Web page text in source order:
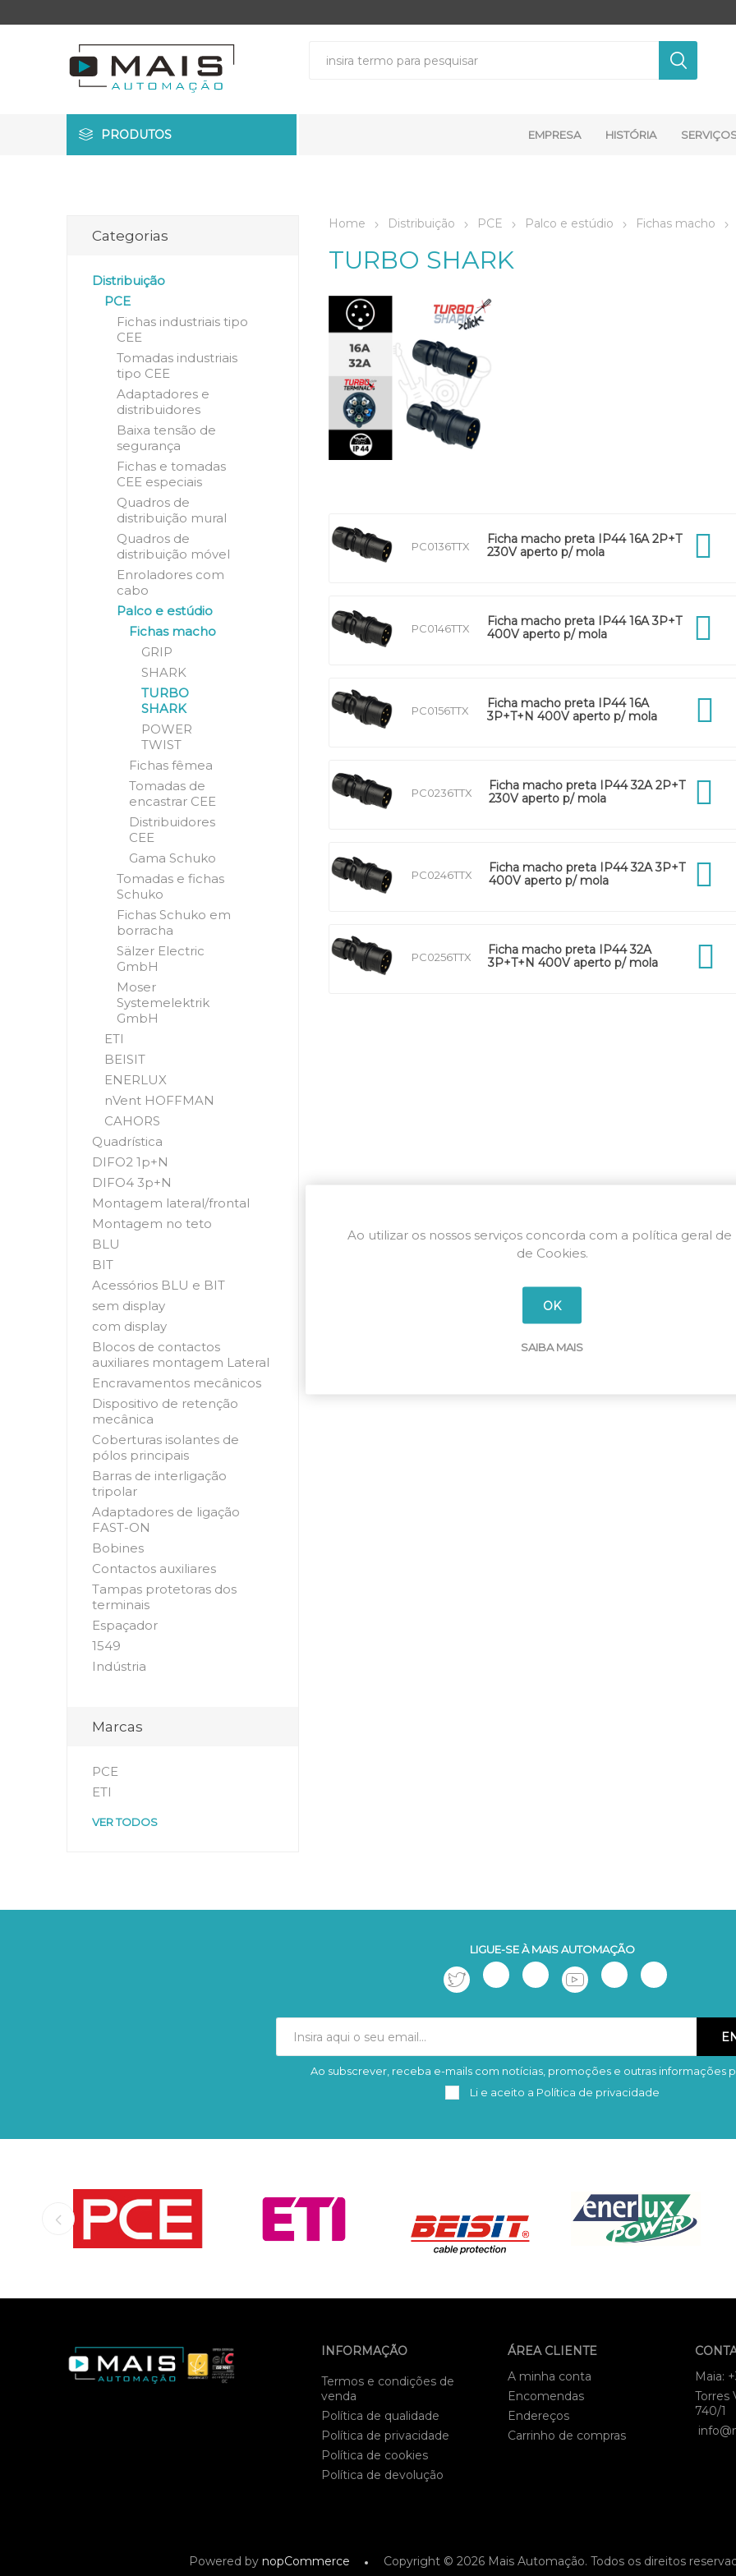
PRODUTOS EMPRESA HISTÓRIA
Home Distribuição PCE Palco e estúdio Fichas macho
TURBO SHARK
PC0136TTX
Ficha macho preta IP44 16A 2P+T
230V aperto p/ mola
PC0146TTX
Ficha macho preta IP44 16A 3P+T
400V aperto p/ mola
PC0156TTX
Ficha macho preta IP44 16A
3P+T+N 400V aperto p/ mola
PC0236TTX
Ficha macho preta IP44 32A 2P+T
230V aperto p/ mola
PC0246TTX
Ficha macho preta IP44 32A 3P+T
400V aperto p/ mola
PC0256TTX
Ficha macho preta IP44 32A
3P+T+N 400V aperto p/ mola
Categorias
Distribuição
PCE
Fichas industriais tipo
CEE
Tomadas industriais
tipo CEE
Adaptadores e
distribuidores
Baixa tensão de
segurança
Fichas e tomadas
CEE especiais
Quadros de
distribuição mural
Quadros de
distribuição móvel
Enroladores com
cabo
Palco e estúdio
Fichas macho
GRIP
SHARK
TURBO
SHARK
POWER
TWIST
Fichas fêmea
Tomadas de
encastrar CEE
Distribuidores
CEE
Gama Schuko
Tomadas e fichas
Schuko
Fichas Schuko em
borracha
Sälzer Electric
GmbH
Moser
Systemelektrik
GmbH
ETI
BEISIT
ENERLUX
nVent HOFFMAN
CAHORS
Quadrística
DIFO2 1p+N
DIFO4 3p+N
Montagem lateral/frontal
Montagem no teto
BLU
BIT
Acessórios BLU e BIT
sem display
com display
Blocos de contactos
auxiliares montagem Lateral
Encravamentos mecânicos
Dispositivo de retenção
mecânica
Coberturas isolantes de
pólos principais
Barras de interligação
tripolar
Adaptadores de ligação
FAST-ON
Bobines
Contactos auxiliares
Tampas protetoras dos
terminais
Espaçador
1549
Indústria
Marcas
PCE
ETI
VER TODOS
LIGUE-SE À MAIS AUTOMAÇÃO
Subscrever Remover
Ao subscrever, receba e-mails com notícias, promoções e outras informações
Li e aceito a Política de privacidade
INFORMAÇÃO
Termos e condições de
venda
Política de qualidade
Política de privacidade
Política de cookies
Política de devolução
ÁREA CLIENTE
A minha conta
Encomendas
Endereços
Carrinho de compras
Maia:
Torres
740/1
Powered by nopCommerce Copyright © 2026 Mais Automação. Todos os direitos
Ao utilizar os nossos serviços concorda com a política geral de
de Cookies.
OK
SAIBA MAIS